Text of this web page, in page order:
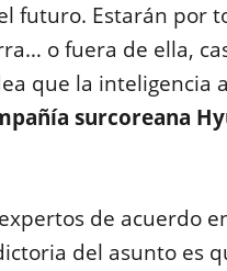
futuro. Estarán por
o fuera de ella,
que la inteligencia
surcoreana
de acuerdo
del asunto es